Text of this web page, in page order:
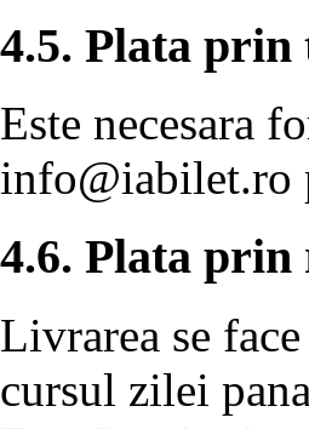
4.5. Plata
Este necesara
info@iabilet.ro
4.6. Plata
Livrarea se
cursul zilei